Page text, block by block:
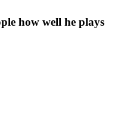
how well he plays